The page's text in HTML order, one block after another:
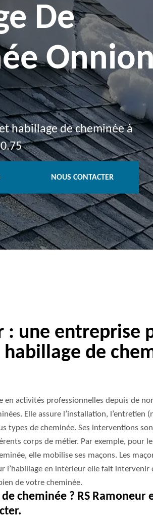
De
habillage de cheminée à
NOUS CONTACTER
: une entreprise
de
en activités professionnelles depuis de
Elle assure l’installation, l’entretien
types de cheminée. Ses interventions
corps de métier. Par exemple, pour
elle mobilise ses maçons. Les
l’habillage en intérieur elle fait intervenir
de votre cheminée.
cheminée ? RS Ramoneur